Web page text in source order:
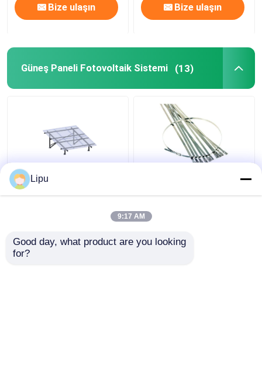
Bize ulaşın Bize ulaşın
Güneş Paneli Fotovoltaik Sistemi (13)
Off Grid 3kw Güneş
Paneli Fotovoltaik
En iyi fiyat
Kablo Bağı, Güneş
Paneli Montaj
Aksesuarları için
Çelik Zip Bağları
En iyi fiyat
Lipu
9:17 AM
Good day, what product are you looking
for?